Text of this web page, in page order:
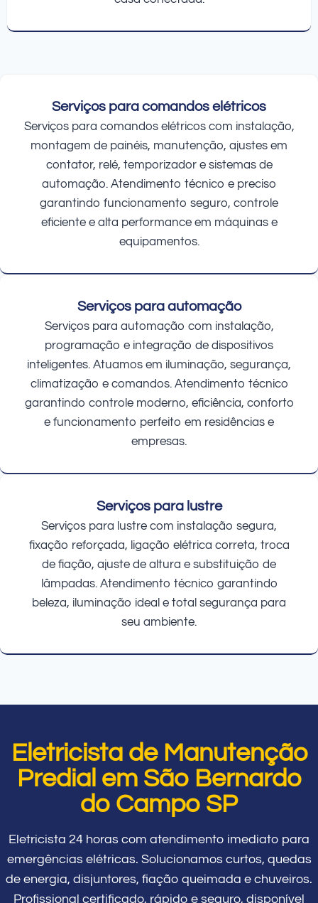
Serviços para comandos elétricos
Serviços para comandos elétricos com instalação,
montagem de painéis, manutenção, ajustes em
contator, relé, temporizador e sistemas de
automação. Atendimento técnico e preciso
garantindo funcionamento seguro, controle
eficiente e alta performance em máquinas e
equipamentos.
Serviços para automação
Serviços para automação com instalação,
programação e integração de dispositivos
inteligentes. Atuamos em iluminação, segurança,
climatização e comandos. Atendimento técnico
garantindo controle moderno, eficiência, conforto
e funcionamento perfeito em residências e
empresas.
Serviços para lustre
Serviços para lustre com instalação segura,
fixação reforçada, ligação elétrica correta, troca
de fiação, ajuste de altura e substituição de
lâmpadas. Atendimento técnico garantindo
beleza, iluminação ideal e total segurança para
seu ambiente.
Eletricista de Manutenção
Predial em São Bernardo
do Campo SP
Eletricista 24 horas com atendimento imediato para
emergências elétricas. Solucionamos curtos, quedas
de energia, disjuntores, fiação queimada e chuveiros.
Profissional certificado, rápido e seguro, disponível